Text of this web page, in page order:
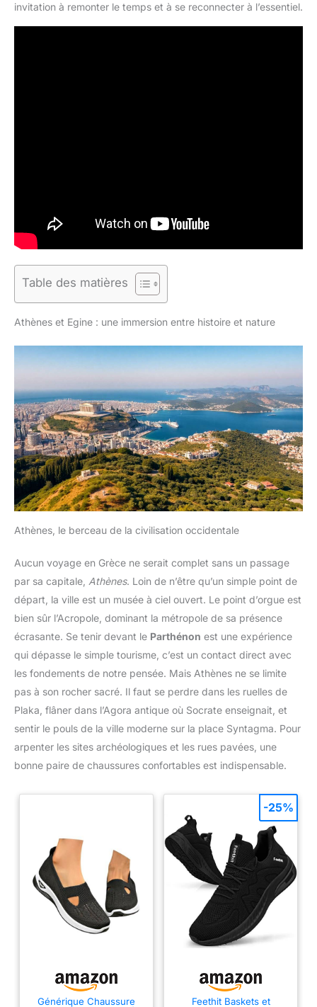
invitation à remonter le temps et à se reconnecter à l’essentiel.
Table des matières
Athènes et Egine : une immersion entre histoire et nature
Athènes, le berceau de la civilisation occidentale
Aucun voyage en Grèce ne serait complet sans un passage
par sa capitale, Athènes. Loin de n’être qu’un simple point de
départ, la ville est un musée à ciel ouvert. Le point d’orgue est
bien sûr l’Acropole, dominant la métropole de sa présence
écrasante. Se tenir devant le Parthénon est une expérience
qui dépasse le simple tourisme, c’est un contact direct avec
les fondements de notre pensée. Mais Athènes ne se limite
pas à son rocher sacré. Il faut se perdre dans les ruelles de
Plaka, flâner dans l’Agora antique où Socrate enseignait, et
sentir le pouls de la ville moderne sur la place Syntagma. Pour
arpenter les sites archéologiques et les rues pavées, une
bonne paire de chaussures confortables est indispensable.
Générique Chaussure
Feethit Baskets et
-25%